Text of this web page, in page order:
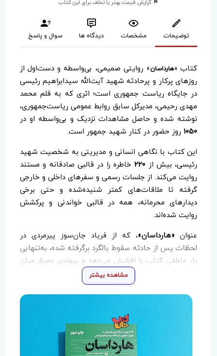
گزارش قیمت بهتر یا تخلف برای این کتاب
توضیحات مشخصات دیدگاه ها سوال و پاسخ
کتاب «هارداسان» روایتی صمیمی، بی‌واسطه و دست‌اول از
روزهای پرکار و پرحادثه شهید آیت‌الله سیدابراهیم رئیسی
در جایگاه ریاست جمهوری است؛ اثری که به قلم محمد
مهدی رحیمی، مدیرکل سابق روابط عمومی ریاست‌جمهوری،
نوشته شده و حاصل مشاهدات نزدیک و بی‌واسطه او در
۱۰۵۰ روز حضور در کنار شهید جمهور است.
این کتاب با نگاهی انسانی و مدیریتی به شخصیت شهید
رئیسی، بیش از ۲۲۰خاطره را در قالبی صادقانه و مستند
روایت می‌کند. از جلسات رسمی و سفرهای داخلی و خارجی
گرفته تا ملاقات‌های کمتر شنیده‌شده و حتی برخی
دیدارهای محرمانه، همه در قالبی خواندنی و پرکشش
روایت شده‌اند.
عنوان«هارداسان»، که از فریاد جان‌سوز پیرمردی در
لحظات پس از حادثه سقوط بالگرد برگرفته شده، به‌تنهایی
بار عاطفی کتاب را افزایش می‌دهد و پیوندی عمیق میان
متن کتاب و احساسات مردم برقرار می‌کند.
تصاویر منتشرنشده، خاطرات ناب، و روایت‌هایی که برای
برای شناخت نزدیک‌تر ازمنش فردی، اخلاق کاری
مدیریتی شهید رئیسی تبدیل کرده‌اند.
مشاهده بیشتر